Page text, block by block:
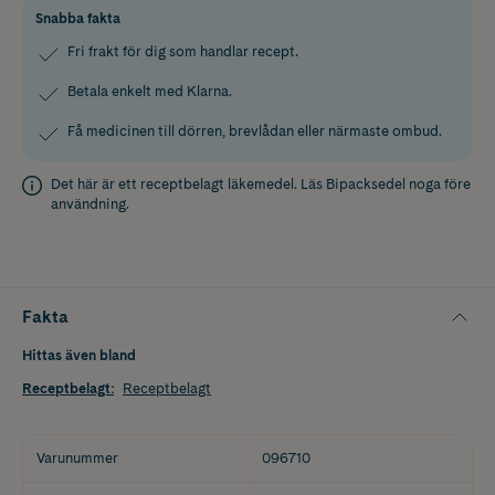
Snabba fakta
Fri frakt för dig som handlar recept.
Betala enkelt med Klarna.
Få medicinen till dörren, brevlådan eller närmaste ombud.
Det här är ett receptbelagt läkemedel. Läs Bipacksedel noga före
användning.
Fakta
Hittas även bland
Receptbelagt: Receptbelagt
Varunummer 096710